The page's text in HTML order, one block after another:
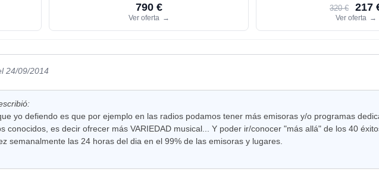
790 €
Ver oferta →
320 € 217
Ver oferta →
24/09/2014
yo defiendo es que por ejemplo en las radios podamos tener más emisoras y/o programas
conocidos, es decir ofrecer más VARIEDAD musical... Y poder ir/conocer "más allá" de los 40
semanalmente las 24 horas del dia en el 99% de las emisoras y lugares.